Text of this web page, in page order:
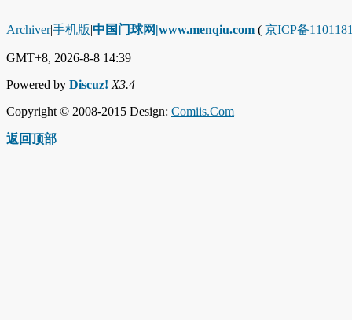
Archiver|手机版|中国门球网|www.menqiu.com ( 京ICP备
GMT+8, 2026-8-8 14:39
Powered by Discuz! X3.4
Copyright © 2008-2015 Design: Comiis.Com
返回顶部